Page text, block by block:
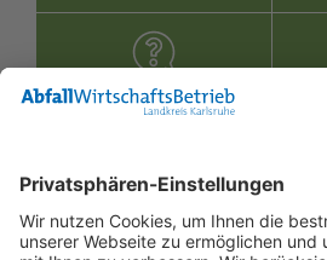
Häufige Fragen
Formu­lare